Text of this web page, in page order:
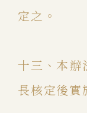
定之。
十三、本辦
長核定後實